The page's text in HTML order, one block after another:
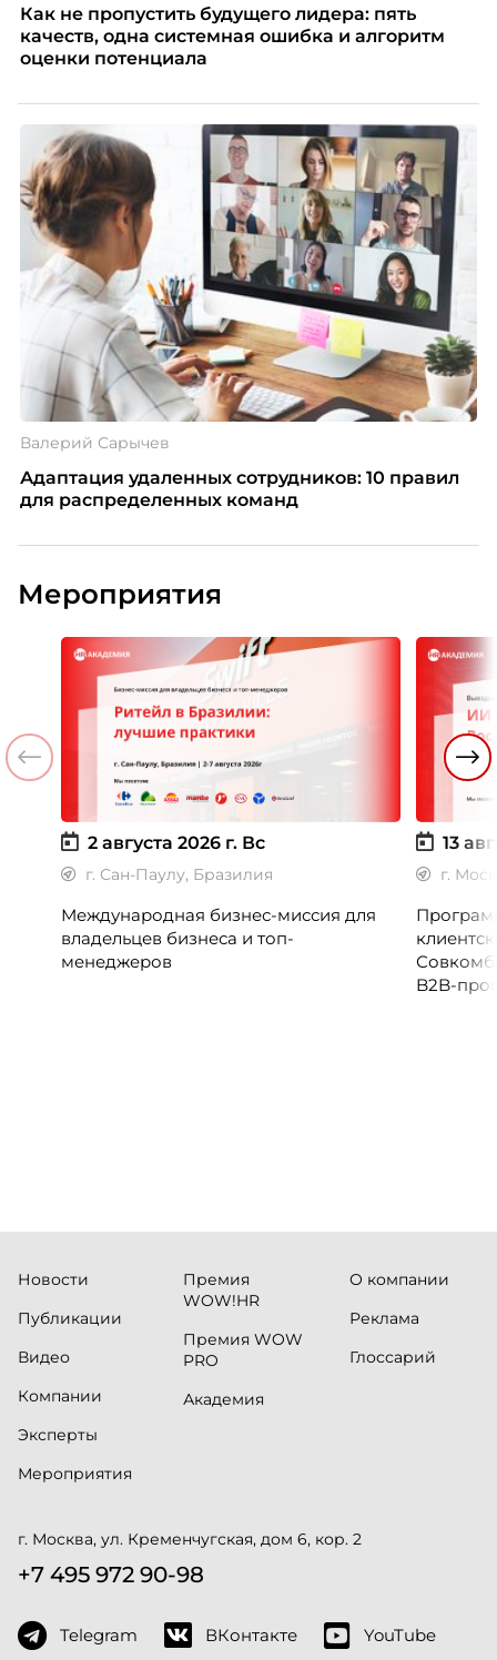
Как не пропустить будущего лидера: пять
качеств, одна системная ошибка и алгоритм
оценки потенциала
Валерий Сарычев
Адаптация удаленных сотрудников: 10 правил
для распределенных команд
Мероприятия
2 августа 2026 г. Вс
г. Сан-Паулу, Бразилия
Международная бизнес-миссия для
владельцев бизнеса и топ-
менеджеров
13
г.
B2B-
Новости
Публикации
Видео
Компании
Эксперты
Мероприятия
Премия
WOW!HR
Премия WOW
PRO
Академия
О компании
Реклама
Глоссарий
г. Москва, ул. Кременчугская, дом 6, кор. 2
+7 495 972 90-98
Telegram ВКонтакте YouTube